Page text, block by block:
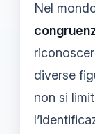
Nel
diverse
non si